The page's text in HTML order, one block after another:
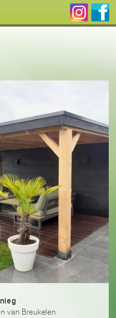
van Breukelen